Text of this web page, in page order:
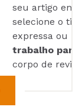
seu artigo em
selecione o
expressa ou
trabalho para
corpo de